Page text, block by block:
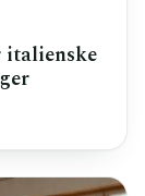
italienske